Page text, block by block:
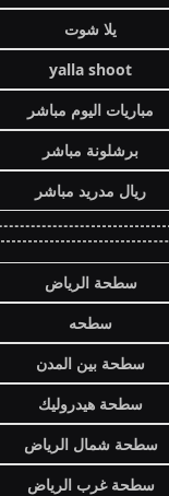
يلا شوت
yalla shoot
مباريات اليوم مباشر
برشلونة مباشر
ريال مدريد مباشر
سطحة الرياض
سطحه
سطحة بين المدن
سطحة هيدروليك
سطحة شمال الرياض
سطحة غرب الرياض